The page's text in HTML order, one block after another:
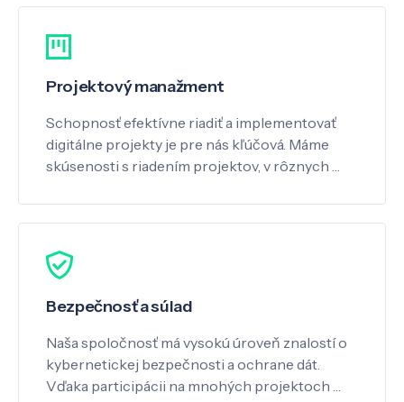
Projektový manažment
Schopnosť efektívne riadiť a implementovať
digitálne projekty je pre nás kľúčová. Máme
skúsenosti s riadením projektov, v rôznych …
Bezpečnosť a súlad
Naša spoločnosť má vysokú úroveň znalostí o
kybernetickej bezpečnosti a ochrane dát.
Vďaka participácii na mnohých projektoch …